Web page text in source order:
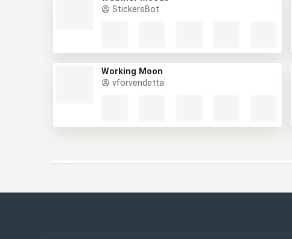
StickersBot
Working Moon
vforvendetta